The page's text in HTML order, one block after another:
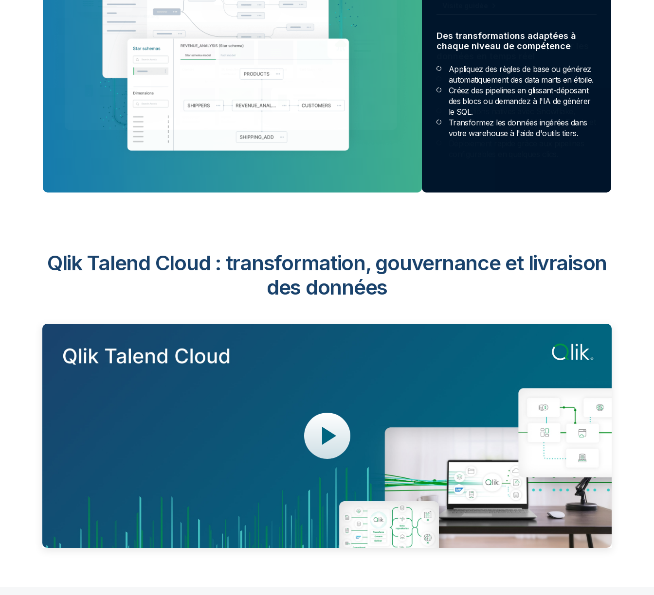
Des transformations adaptées à
chaque niveau de compétence
Appliquez des règles de base ou générez
automatiquement des data marts en étoile.
Créez des pipelines en glissant-déposant
des blocs ou demandez à l'IA de générer
le SQL.
Transformez les données ingérées dans
votre warehouse à l'aide d'outils tiers.
Qlik Talend Cloud : transformation, gouvernance et livraison
des données